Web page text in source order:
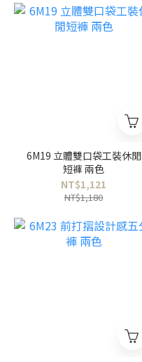
6M19 立體雙口袋工裝休閒
短褲 兩色
NT$1,121
NT$1,180